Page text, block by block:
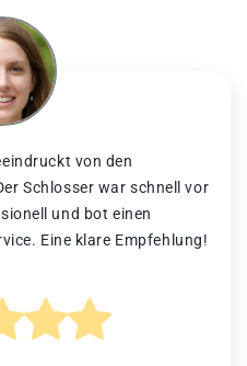
von den
Schlosser war schnell vor
und bot einen
Eine klare Empfehlung!